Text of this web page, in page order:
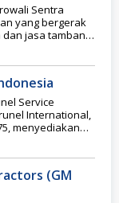
Sentra
yang bergerak
jasa tambang
Service
International,
menyediakan
(GM